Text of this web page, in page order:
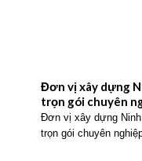
Đơn vị xây dựng
trọn gói chuyên
Đơn vị xây dựng
trọn gói chuyên